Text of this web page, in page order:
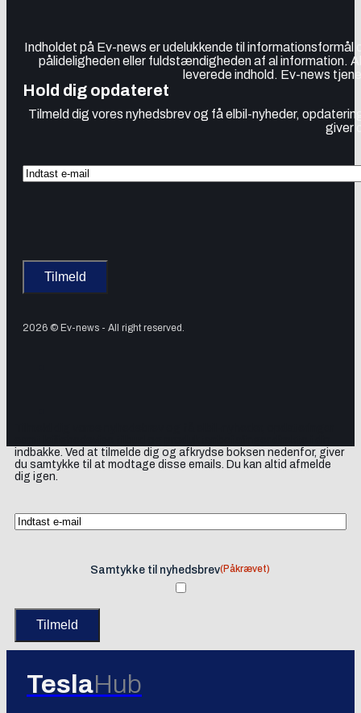
Indholdet på Ev-news er udelukkende til
pålideligheden eller fuldstændigheden af al information.
leverede indhold. Ev-news
Hold dig opdateret
Tilmeld dig vores nyhedsbrev og få elbil-nyheder,
giver
2026 © Ev-news - All right reserved.
indbakke. Ved at tilmelde dig og afkrydse boksen nedenfor, giver
du samtykke til at modtage disse emails. Du kan altid afmelde
dig igen.
Samtykke til nyhedsbrev(Påkrævet)
TeslaHub